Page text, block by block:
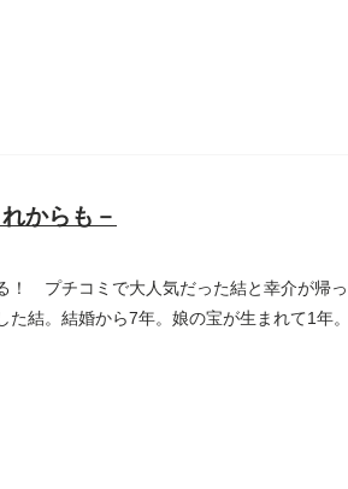
からも－
！ プチコミで大人気だった結と幸介が帰
結。結婚から7年。娘の宝が生まれて1年